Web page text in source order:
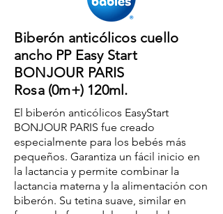
Biberón anticólicos cuello
ancho PP Easy Start
BONJOUR PARIS
Rosa (0m+) 120ml.
El biberón anticólicos EasyStart
BONJOUR PARIS fue creado
especialmente para los bebés más
pequeños. Garantiza un fácil inicio en
la lactancia y permite combinar la
lactancia materna y la alimentación con
biberón. Su tetina suave, similar en